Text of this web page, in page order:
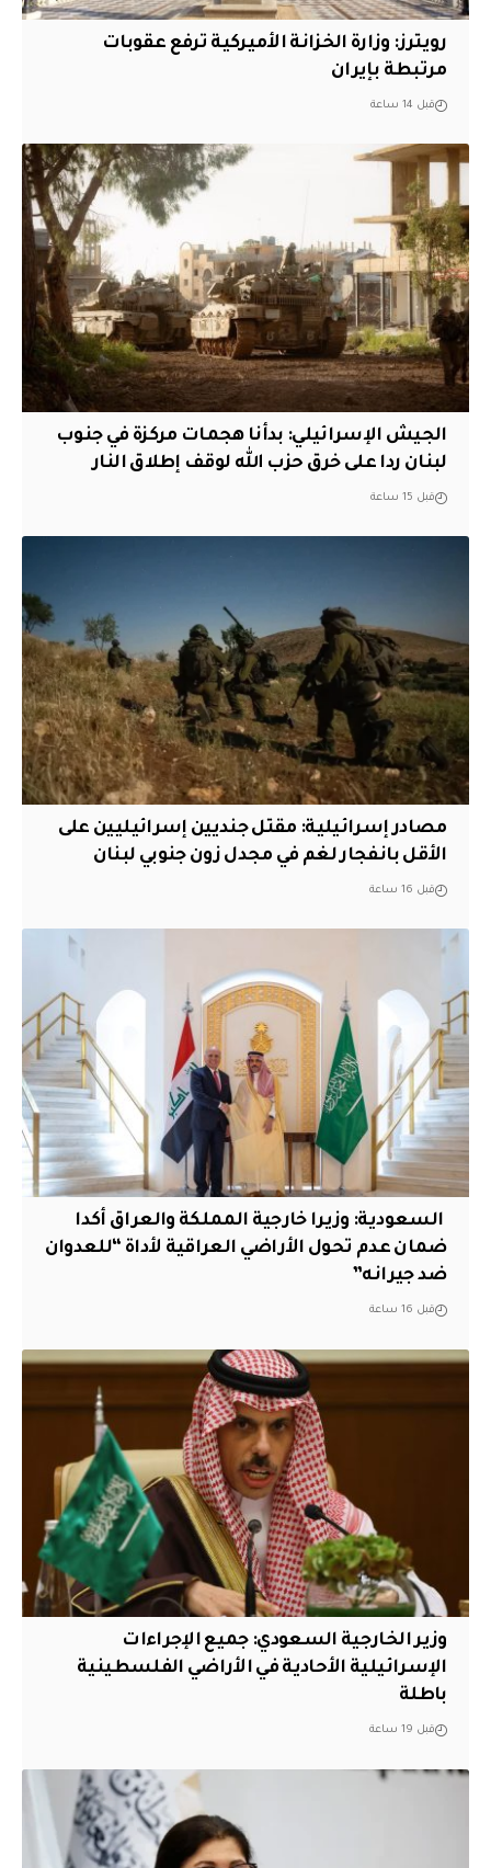
‏رويترز: وزارة الخزانة الأميركية ترفع عقوبات
مرتبطة بإيران
قبل 14 ساعة
الجيش الإسرائيلي: بدأنا هجمات مركزة في جنوب
لبنان ردا على خرق حزب الله لوقف إطلاق النار
قبل 15 ساعة
مصادر إسرائيلية: مقتل جنديين إسرائيليين على
الأقل بانفجار لغم في مجدل زون جنوبي لبنان
قبل 16 ساعة
‏ السعودية: وزيرا خارجية المملكة والعراق أكدا
ضمان عدم تحول الأراضي العراقية لأداة “للعدوان
ضد جيرانه”
قبل 16 ساعة
وزير الخارجية السعودي: جميع الإجراءات
الإسرائيلية الأحادية في الأراضي الفلسطينية
باطلة
قبل 19 ساعة